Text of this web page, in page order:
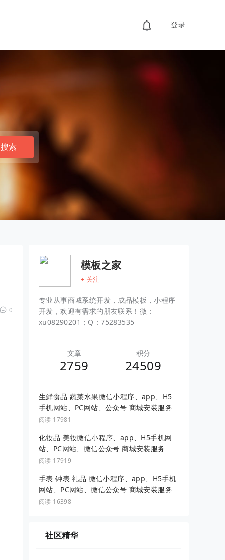
登录
搜索
0
模板之家
+ 关注
专业从事商城系统开发，成品模板，小程序
开发，欢迎有需求的朋友联系！微：
xu08290201；Q：75283535
文章
2759
积分
24509
生鲜食品 蔬菜水果微信小程序、app、H5
手机网站、PC网站、公众号 商城安装服务
阅读 17981
化妆品 美妆微信小程序、app、H5手机网
站、PC网站、微信公众号 商城安装服务
阅读 17919
手表 钟表 礼品 微信小程序、app、H5手机
网站、PC网站、微信公众号 商城安装服务
阅读 16398
社区精华